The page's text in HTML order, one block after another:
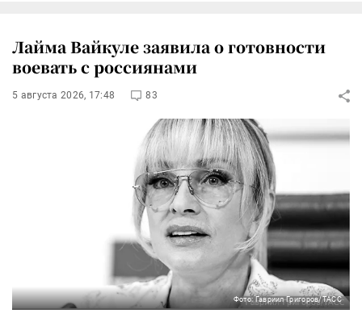
Лайма Вайкуле заявила о готовности
воевать с россиянами
5 августа 2026, 17:48 83
Фото: Гавриил Григоров/ТАСС